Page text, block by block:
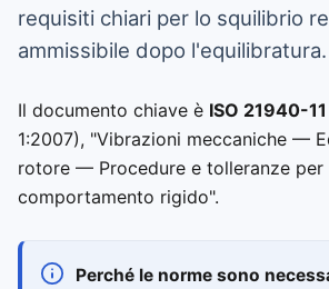
requisiti chiari per lo squilibrio
ammissibile dopo l'equilibratura.
Il documento chiave è ISO 21940-11
1:2007), "Vibrazioni meccaniche —
rotore — Procedure e tolleranze
comportamento rigido".
Perché le norme sono